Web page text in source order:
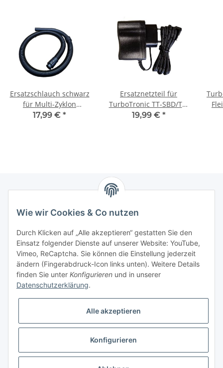
Ersatzschlauch schwarz
für Multi-Zyklon
Staubsauger
17,99 € *
Ersatznetzteil für
TurboTronic TT-SBD/TT-
DSB/TT-ESB Sensor
19,99 € *
Newsletter Abonnieren
Bitte senden Sie mir entsprechend Ihrer
Datenschutzerklärungregelmäßig und jederzeit widerruflich
Informationen zu Ihrem Produktsortiment per E-Mail zu.
Abonnieren
Gesetzliche Informationen
Wie wir Cookies & Co nutzen
Durch Klicken auf „Alle akzeptieren“ gestatten Sie den
Einsatz folgender Dienste auf unserer Website: YouTube,
Vimeo, ReCaptcha. Sie können die Einstellung jederzeit
ändern (Fingerabdruck-Icon links unten). Weitere Details
finden Sie unter Konfigurieren und in unserer
Datenschutzerklärung.
Alle akzeptieren
Konfigurieren